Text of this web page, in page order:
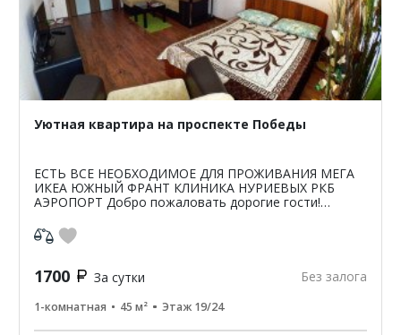
Уютная квартира на проспекте Победы
ЕСТЬ ВСЕ НЕОБХОДИМОЕ ДЛЯ ПРОЖИВАНИЯ МЕГА
ИКЕА ЮЖНЫЙ ФРАНТ КЛИНИКА НУРИЕВЫХ РКБ
АЭРОПОРТ Добро пожаловать дорогие гости!
торгового центра Мега-Икеа. ...
1700 За сутки Без залога
1-комнатная 45 м² Этаж 19/24